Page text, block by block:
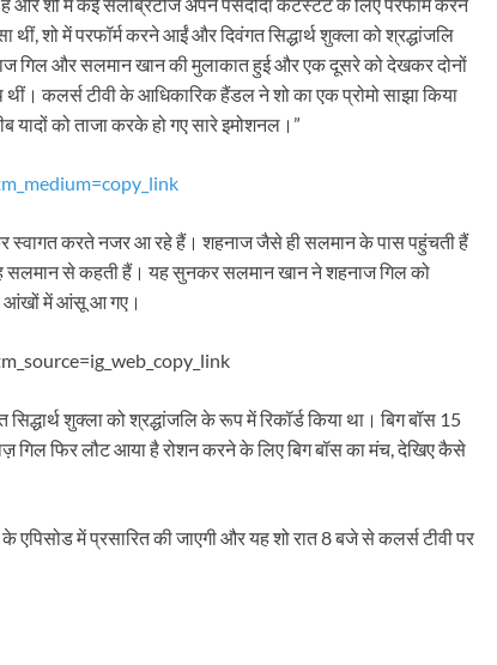
है और शो में कई सेलेब्रिटीज अपने पसंदीदा कंटेस्टेंट के लिए परफॉर्म करने
शो में परफॉर्म करने आईं और दिवंगत सिद्धार्थ शुक्ला को श्रद्धांजलि
गिल और सलमान खान की मुलाकात हुई और एक दूसरे को देखकर दोनों
थीं। कलर्स टीवी के आधिकारिक हैंडल ने शो का एक प्रोमो साझा किया
यादों को ताजा करके हो गए सारे इमोशनल।”
स्वागत करते नजर आ रहे हैं। शहनाज जैसे ही सलमान के पास पहुंचती हैं
सलमान से कहती हैं। यह सुनकर सलमान खान ने शहनाज गिल को
आंखों में आंसू आ गए।
शुक्ला को श्रद्धांजलि के रूप में रिकॉर्ड किया था। बिग बॉस 15
गिल फिर लौट आया है रोशन करने के लिए बिग बॉस का मंच, देखिए कैसे
में प्रसारित की जाएगी और यह शो रात 8 बजे से कलर्स टीवी पर